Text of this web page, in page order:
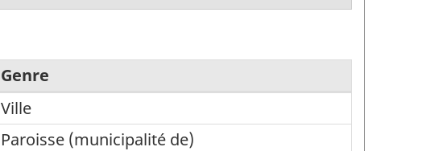
Genre
Ville
Paroisse (municipalité de)